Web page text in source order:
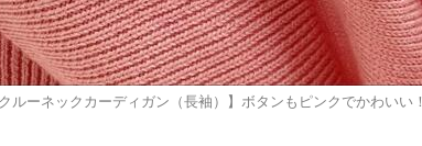
ルーネックカーディガン（長袖）】ボタンもピンクでかわいい！